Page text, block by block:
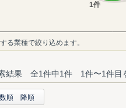
る業種で絞り込めます。
結果 全1件中1件 1件〜1件目
順 降順